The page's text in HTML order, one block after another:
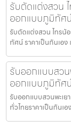
รับตัดแต่งสวน
ออกแบบภูมิทัศ
รับตัดแต่งสวน ไทร
ทัศน์ ราคาเป็นกันเอ
รับออกแบบสว
ออกแบบภูมิทัศ
รับออกแบบสวนพะเ
ทั่วไทยราคาเป็นกันเ